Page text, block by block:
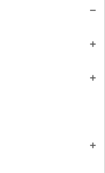
remove
add
add
add